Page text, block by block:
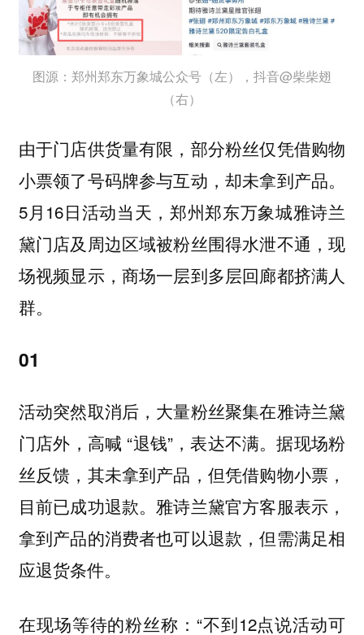
图源：郑州郑东万象城公众号（左），抖音@柴柴翅
（右）
由于门店供货量有限，部分粉丝仅凭借购物
小票领了号码牌参与互动，却未拿到产品。
5月16日活动当天，郑州郑东万象城雅诗兰
黛门店及周边区域被粉丝围得水泄不通，现
场视频显示，商场一层到多层回廊都挤满人
群。
01
活动突然取消后，大量粉丝聚集在雅诗兰黛
门店外，高喊 “退钱”，表达不满。据现场粉
丝反馈，其未拿到产品，但凭借购物小票，
目前已成功退款。雅诗兰黛官方客服表示，
拿到产品的消费者也可以退款，但需满足相
应退货条件。
在现场等待的粉丝称：“不到12点说活动可